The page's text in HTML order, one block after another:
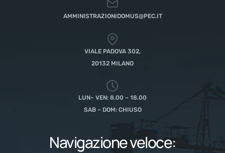
AMMINISTRAZIONIDOMUS@PEC.IT
VIALE PADOVA 302,
20132 MILANO
LUN– VEN: 8.00 – 18.00
SAB – DOM: CHIUSO
Navigazione veloce: